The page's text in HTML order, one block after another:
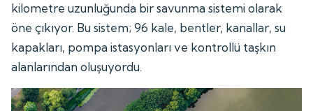
kilometre uzunluğunda bir savunma sistemi olarak
öne çıkıyor. Bu sistem; 96 kale, bentler, kanallar, su
kapakları, pompa istasyonları ve kontrollü taşkın
alanlarından oluşuyordu.